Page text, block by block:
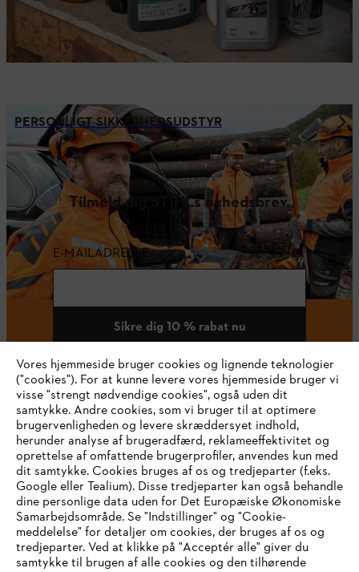
PERSONLIGT SIKKERHEDSUDSTYR
Tilmeld dig STIHLs nyhedsbrev.
E-MAILADRESSE
Sikre dig 10 % rabat nu
#STIHL
LEVERING TIL DIT HJEM
IHR BROWSER WIRD NICHT
UNTERSTÜTZT
Vores hjemmeside bruger cookies og lignende teknologier
("cookies"). For at kunne levere vores hjemmeside bruger vi
visse "strengt nødvendige cookies", også uden dit
samtykke. Andre cookies, som vi bruger til at optimere
brugervenligheden og levere skræddersyet indhold,
herunder analyse af brugeradfærd, reklameeffektivitet og
oprettelse af omfattende brugerprofiler, anvendes kun med
dit samtykke. Cookies bruges af os og tredjeparter (f.eks.
Google eller Tealium). Disse tredjeparter kan også behandle
dine personlige data uden for Det Europæiske Økonomiske
Samarbejdsområde. Se "Indstillinger" og "Cookie-
meddelelse" for detaljer om cookies, der bruges af os og
tredjeparter. Ved at klikke på "Acceptér alle" giver du
samtykke til brugen af alle cookies og den tilhørende